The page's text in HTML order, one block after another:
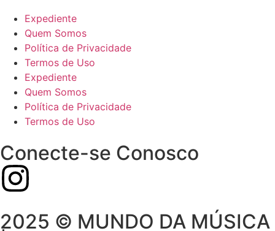
Expediente
Quem Somos
Política de Privacidade
Termos de Uso
Expediente
Quem Somos
Política de Privacidade
Termos de Uso
Conecte-se Conosco
2025 © MUNDO DA MÚSICA